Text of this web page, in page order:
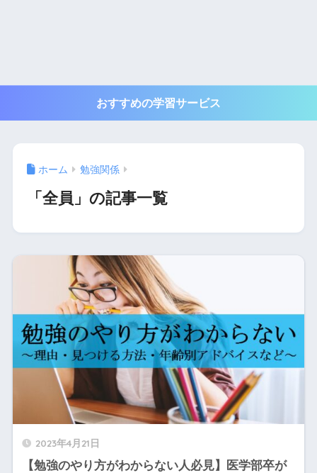
おすすめの学習サービス
ホーム 勉強関係
「全員」の記事一覧
2023年4月21日
【勉強のやり方がわからない人必見】医学部卒が